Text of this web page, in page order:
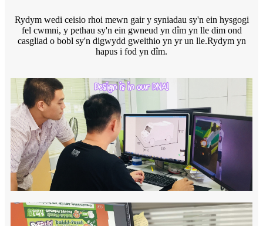
Rydym wedi ceisio rhoi mewn gair y syniadau sy'n ein hysgogi
fel cwmni, y pethau sy'n ein gwneud yn dîm yn lle dim ond
casgliad o bobl sy'n digwydd gweithio yn yr un lle.Rydym yn
hapus i fod yn dîm.